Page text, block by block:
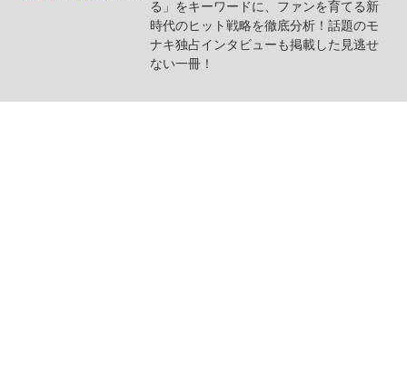
る」をキーワードに、ファンを育てる新
時代のヒット戦略を徹底分析！話題のモ
ナキ独占インタビューも掲載した見逃せ
ない一冊！